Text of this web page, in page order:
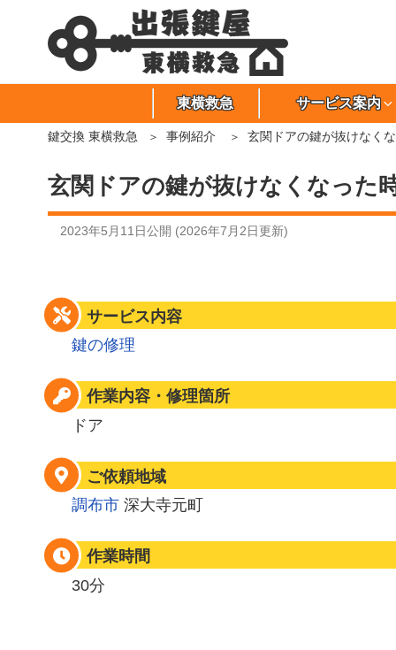
東横救急 サービス案内
鍵交換 東横救急 事例紹介 玄関ドアの鍵が抜けなく
玄関ドアの鍵が抜けなくなった
2023年5月11日公開 (2026年7月2日更新)
サービス内容
鍵の修理
作業内容・修理箇所
ドア
ご依頼地域
調布市 深大寺元町
作業時間
30分